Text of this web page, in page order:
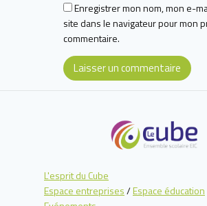
Enregistrer mon nom, mon e-
site dans le navigateur pour mon
commentaire.
L'esprit du Cube
Espace entreprises/Espace éducation